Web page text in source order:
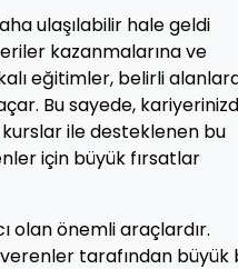
ulaşılabilir hale geldi
kazanmalarına ve
eğitimler, belirli
Bu sayede,
kurslar ile desteklenen bu
için büyük fırsatlar
olan önemli araçlardır.
tarafından büyük